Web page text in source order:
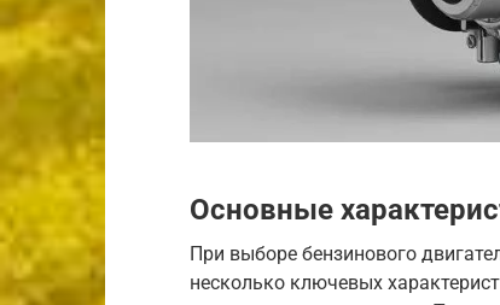
Основные
При выборе бензинового
несколько ключевых